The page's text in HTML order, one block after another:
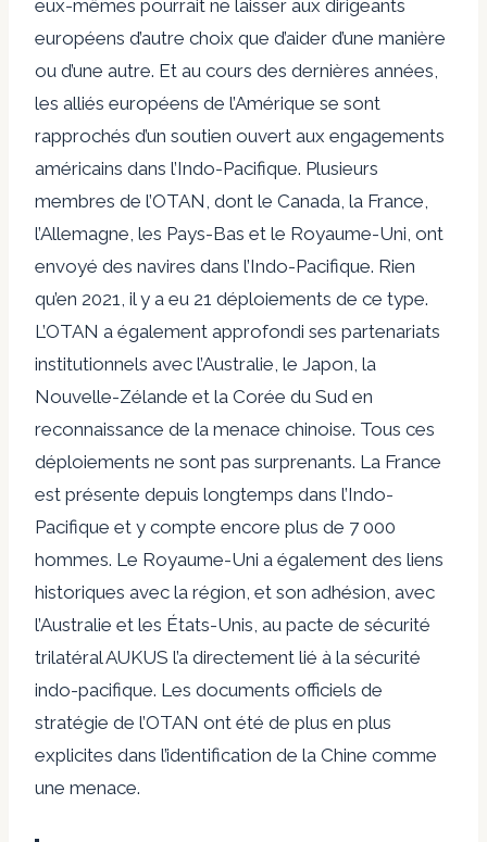
eux-mêmes pourrait ne laisser aux dirigeants
européens d’autre choix que d’aider d’une manière
ou d’une autre. Et au cours des dernières années,
les alliés européens de l’Amérique se sont
rapprochés d’un soutien ouvert aux engagements
américains dans l’Indo-Pacifique. Plusieurs
membres de l’OTAN, dont le Canada, la France,
l’Allemagne, les Pays-Bas et le Royaume-Uni, ont
envoyé des navires dans l’Indo-Pacifique. Rien
qu’en 2021, il y a eu 21 déploiements de ce type.
L’OTAN a également approfondi ses partenariats
institutionnels avec l’Australie, le Japon, la
Nouvelle-Zélande et la Corée du Sud en
reconnaissance de la menace chinoise. Tous ces
déploiements ne sont pas surprenants. La France
est présente depuis longtemps dans l’Indo-
Pacifique et y compte encore plus de 7 000
hommes. Le Royaume-Uni a également des liens
historiques avec la région, et son adhésion, avec
l’Australie et les États-Unis, au pacte de sécurité
trilatéral AUKUS l’a directement lié à la sécurité
indo-pacifique. Les documents officiels de
stratégie de l’OTAN ont été de plus en plus
explicites dans l’identification de la Chine comme
une menace.